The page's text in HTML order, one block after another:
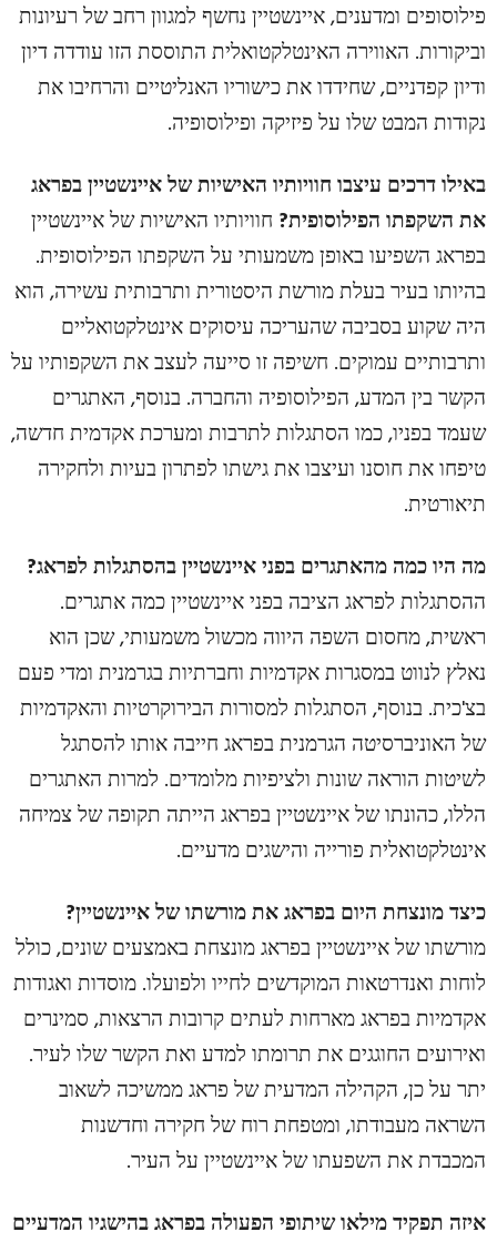
פילוסופים ומדענים, איינשטיין נחשף למגוון רחב של רעיונות
וביקורות. האווירה האינטלקטואלית התוססת הזו עודדה דיון
ודיון קפדניים, שחידדו את כישוריו האנליטיים והרחיבו את
נקודות המבט שלו על פיזיקה ופילוסופיה.
באילו דרכים עיצבו חוויותיו האישיות של איינשטיין בפראג
את השקפתו הפילוסופית? חוויותיו האישיות של איינשטיין
בפראג השפיעו באופן משמעותי על השקפתו הפילוסופית.
בהיותו בעיר בעלת מורשת היסטורית ותרבותית עשירה, הוא
היה שקוע בסביבה שהעריכה עיסוקים אינטלקטואליים
ותרבותיים עמוקים. חשיפה זו סייעה לעצב את השקפותיו על
הקשר בין המדע, הפילוסופיה והחברה. בנוסף, האתגרים
שעמד בפניו, כמו הסתגלות לתרבות ומערכת אקדמית חדשה,
טיפחו את חוסנו ועיצבו את גישתו לפתרון בעיות ולחקירה
תיאורטית.
מה היו כמה מהאתגרים בפני איינשטיין בהסתגלות לפראג?
ההסתגלות לפראג הציבה בפני איינשטיין כמה אתגרים.
ראשית, מחסום השפה היווה מכשול משמעותי, שכן הוא
נאלץ לנווט במסגרות אקדמיות וחברתיות בגרמנית ומדי פעם
בצ'כית. בנוסף, הסתגלות למסורות הבירוקרטיות והאקדמיות
של האוניברסיטה הגרמנית בפראג חייבה אותו להסתגל
לשיטות הוראה שונות ולציפיות מלומדים. למרות האתגרים
הללו, כהונתו של איינשטיין בפראג הייתה תקופה של צמיחה
אינטלקטואלית פורייה והישגים מדעיים.
כיצד מונצחת היום בפראג את מורשתו של איינשטיין?
מורשתו של איינשטיין בפראג מונצחת באמצעים שונים, כולל
לוחות ואנדרטאות המוקדשים לחייו ולפועלו. מוסדות ואגודות
אקדמיות בפראג מארחות לעתים קרובות הרצאות, סמינרים
ואירועים החוגגים את תרומתו למדע ואת הקשר שלו לעיר.
יתר על כן, הקהילה המדעית של פראג ממשיכה לשאוב
השראה מעבודתו, ומטפחת רוח של חקירה וחדשנות
המכבדת את השפעתו של איינשטיין על העיר.
איזה תפקיד מילאו שיתופי הפעולה בפראג בהישגיו המדעיים